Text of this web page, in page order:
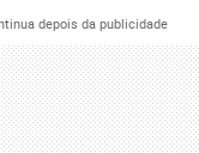
depois da publicidade